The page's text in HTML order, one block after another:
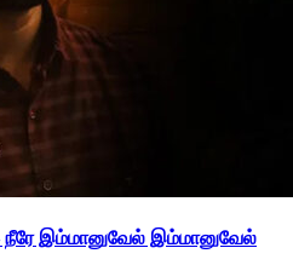
நீரே இம்மானுவேல் இம்மானுவேல்